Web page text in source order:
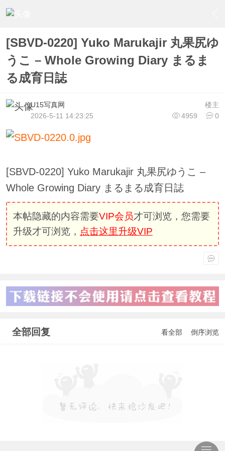
[SBVD-0220] Yuko Marukajir 丸果尻ゆ
うこ – Whole Growing Diary まるま
る成育日誌
楼主
U15写真网
4959
0
2026-5-11 14:23:25
[SBVD-0220] Yuko Marukajir 丸果尻ゆうこ –
Whole Growing Diary まるまる成育日誌
本帖隐藏的内容需要VIP会员才可浏览，您需要
升级才可浏览， 点击这里升级VIP
全部回复 看全部 倒序浏览